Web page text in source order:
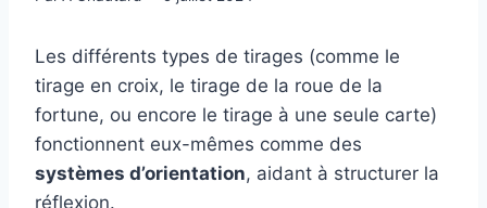
Les différents types de tirages (comme le
tirage en croix, le tirage de la roue de la
fortune, ou encore le tirage à une seule carte)
fonctionnent eux-mêmes comme des
systèmes d’orientation, aidant à structurer la
réflexion.